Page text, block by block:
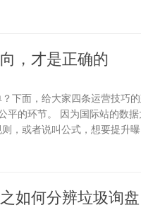
，才是正确的
下面，给大家四条运营技巧
平的环节。 因为国际站的数
，或者说叫公式，想要提升
如何分辨垃圾询盘